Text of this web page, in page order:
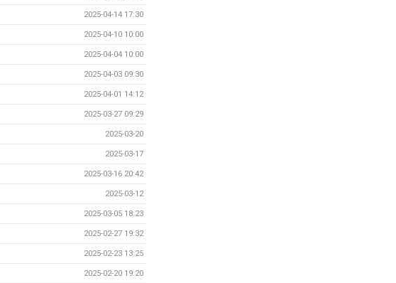
2025-04-14 17:30
2025-04-10 10:00
2025-04-04 10:00
2025-04-03 09:30
2025-04-01 14:12
2025-03-27 09:29
2025-03-20
2025-03-17
2025-03-16 20:42
2025-03-12
2025-03-05 18:23
2025-02-27 19:32
2025-02-23 13:25
2025-02-20 19:20